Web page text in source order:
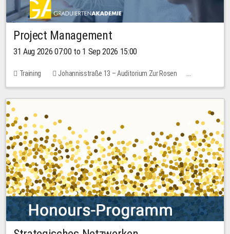
Project Management
31 Aug 2026 07:00 to 1 Sep 2026 15:00
Training
Johannisstraße 13 – Auditorium Zur Rosen
No free places
30.00 EUR